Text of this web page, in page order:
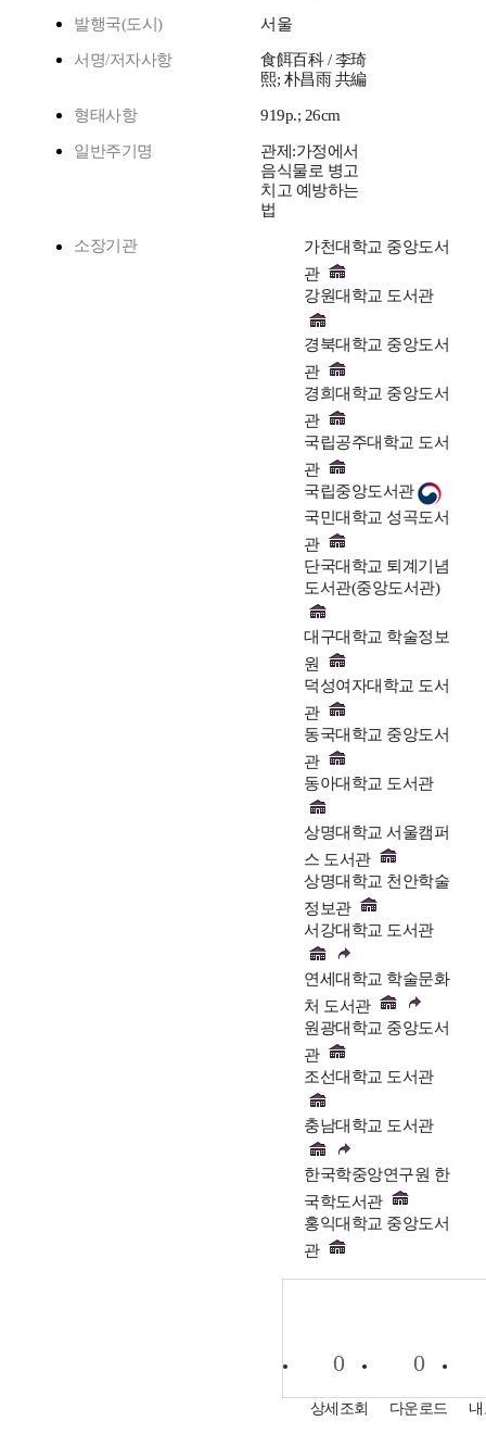
발행국(도시) 서울
서명/저자사항
食餌百科 / 李琦
熙; 朴昌雨 共編
형태사항 919p.; 26cm
일반주기명
관제:가정에서
음식물로 병고
치고 예방하는
법
소장기관
가천대학교 중앙도서
관
강원대학교 도서관
경북대학교 중앙도서
관
경희대학교 중앙도서
관
국립공주대학교 도서
관
국립중앙도서관
국민대학교 성곡도서
관
단국대학교 퇴계기념
도서관(중앙도서관)
대구대학교 학술정보
원
덕성여자대학교 도서
관
동국대학교 중앙도서
관
동아대학교 도서관
상명대학교 서울캠퍼
스 도서관
상명대학교 천안학술
정보관
서강대학교 도서관
연세대학교 학술문화
처 도서관
원광대학교 중앙도서
관
조선대학교 도서관
충남대학교 도서관
한국학중앙연구원 한
국학도서관
홍익대학교 중앙도서
관
0
상세조회
0
다운로드